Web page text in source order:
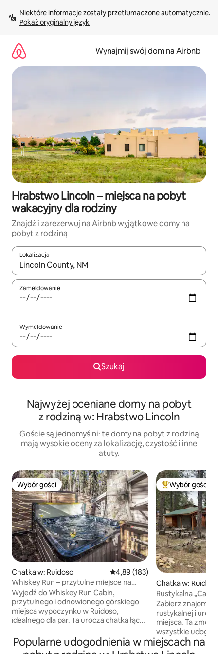
treści Pokaż oryginalny język
Wynajmij swój dom na Airbnb
Hrabstwo Lincoln – miejsca na pobyt
wakacyjny dla rodziny
Znajdź i zarezerwuj na Airbnb wyjątkowe domy na
pobyt z rodziną
Lokalizacja
Gdy wyniki będą dostępne, możesz poruszać się po nich za
Zameldowanie
Wymeldowanie
Szukaj
Najwyżej oceniane domy na pobyt
z rodziną w: Hrabstwo Lincoln
Goście są jednomyślni: te domy na pobyt z rodziną
mają wysokie oceny za lokalizację, czystość i inne
atuty.
Wybór gości
Wybór gości
Chatka w: Ruidoso Średnia ocena: 4,89 na 5, liczba
4,89 (183)
Whiskey Run – przytulne miejsce na
odpoczynek z jacuzzi + spacer do miasta
Wyjedź do Whiskey Run Cabin,
przytulnego i odnowionego górskiego
miejsca wypoczynku w Ruidoso,
idealnego dla par. Ta urocza chatka łączy
komfortem i znajduje się w doskonałej
lokalizacji, w której można spacerować,
Wybór gości
Chatka w: Ruidoso
Rustykalna „Casa
Zabierz
rustykalnej i
miejsca. Ta
wszystkie
będziesz
„Casa Bonita”
Popularne udogodnienia w miejscach na